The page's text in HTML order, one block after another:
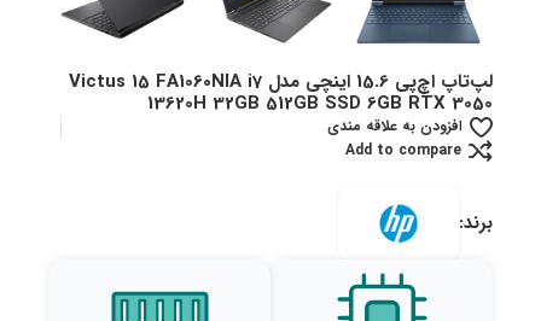
لپ‌تاپ اچ‌پی 15.6 اینچی مدل Victus 15 FA1060NIA i7
13620H 32GB 512GB SSD 6GB RTX 3050
افزودن به علاقه مندی
Add to compare
برند: